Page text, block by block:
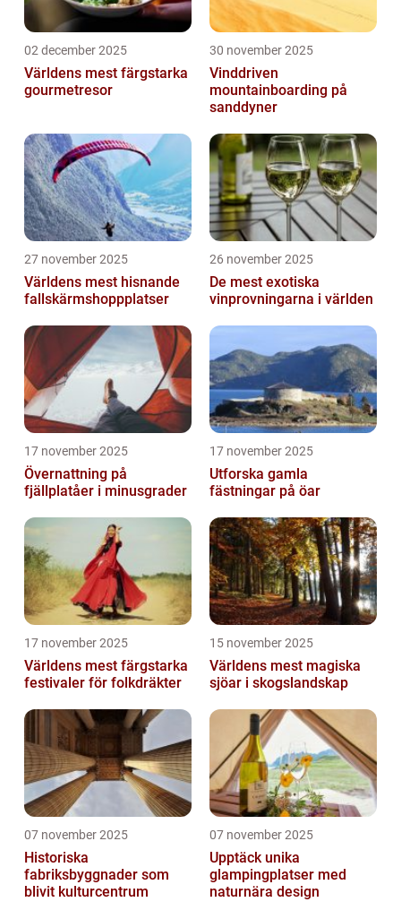
02 december 2025
Världens mest färgstarka
gourmetresor
30 november 2025
Vinddriven
mountainboarding på
sanddyner
27 november 2025
Världens mest hisnande
fallskärmshoppplatser
26 november 2025
De mest exotiska
vinprovningarna i världen
17 november 2025
Övernattning på
fjällplatåer i minusgrader
17 november 2025
Utforska gamla
fästningar på öar
17 november 2025
Världens mest färgstarka
festivaler för folkdräkter
15 november 2025
Världens mest magiska
sjöar i skogslandskap
07 november 2025
Historiska
fabriksbyggnader som
blivit kulturcentrum
07 november 2025
Upptäck unika
glampingplatser med
naturnära design